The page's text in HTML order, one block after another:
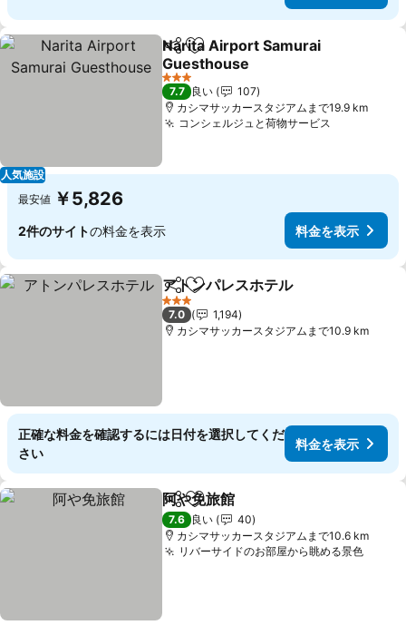
人気施設
シェアお気に入りに追加
Narita Airport Samurai
Guesthouse
料金を表示
3 ホテルのランク
7.7 良い
107
カシマサッカースタジアムまで19.9 km
コンシェルジュと荷物サービス
最安値 ￥5,826
2件のサイトの料金を表示 料金を表示
シェアお気に入りに追加
アトンパレスホテル
3 ホテルのランク
7.0
1,194
カシマサッカースタジアムまで10.9 km
正確な料金を確認するには日付を選択してくだ
さい
料金を表示
シェアお気に入りに追加
阿や免旅館
7.6 良い
40
カシマサッカースタジアムまで10.6 km
リバーサイドのお部屋から眺める景色料金